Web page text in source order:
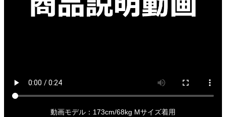
動画モデル：173cm/68kg Mサイズ着用